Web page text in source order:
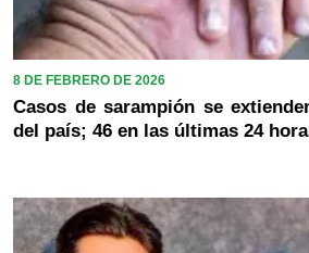
8 DE FEBRERO DE 2026
Casos de sarampión se
del país; 46 en las últimas 24